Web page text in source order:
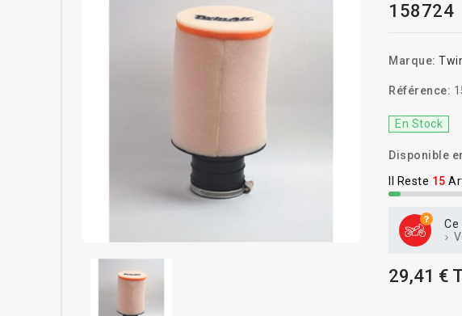
158724
Marque:
Référence:
En Stock
Disponible
Il Reste 15
29,41 €